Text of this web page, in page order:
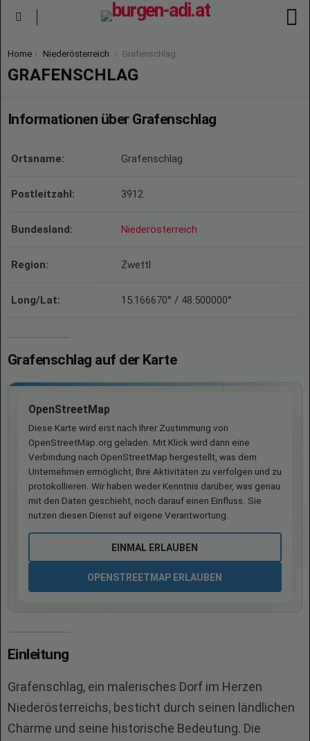
You are here:
Home Niederösterreich Grafenschlag
GRAFENSCHLAG
Informationen über Grafenschlag
Ortsname: Grafenschlag
Postleitzahl: 3912
Bundesland: Niederösterreich
Region: Zwettl
Long/Lat: 15.166670° / 48.500000°
Grafenschlag auf der Karte
OpenStreetMap
Diese Karte wird erst nach Ihrer Zustimmung von
OpenStreetMap.org geladen. Mit Klick wird dann eine
Verbindung nach OpenStreetMap hergestellt, was dem
Unternehmen ermöglicht, Ihre Aktivitäten zu verfolgen und zu
protokollieren. Wir haben weder Kenntnis darüber, was genau
mit den Daten geschieht, noch darauf einen Einfluss. Sie
nutzen diesen Dienst auf eigene Verantwortung.
EINMAL ERLAUBEN
OPENSTREETMAP ERLAUBEN
Einleitung
Grafenschlag, ein malerisches Dorf im Herzen
Niederösterreichs, besticht durch seinen ländlichen
Charme und seine historische Bedeutung. Die